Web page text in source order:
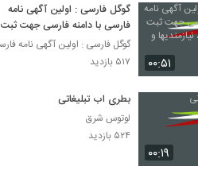
۰۰:۵۱
گوگل فارسی : اولین آگهی نامه
فارسی با دامنه فارسی جهت ثبت
آگهی، آگهی رایگان، نیازمندیها و
تبلیغات اینترنتی
۵۱۷ بازدید
۰۰:۱۹
بطری اب تبلیغاتی
لوتوس شرق
۵۲۴ بازدید